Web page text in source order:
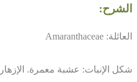
الشرح:
العائلة: Amaranthaceae
شكل الإنبات: عشبة معمرة.